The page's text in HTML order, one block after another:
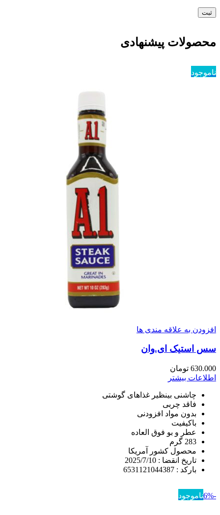
محصولات پیشنهادی
ناموجود
افزودن به علاقه مندی ها
سس استیک ای.وان
630.000 تومان
اطلاعات بیشتر
چاشنی بینظیر غذاهای گوشتی
فاقد چربی
بدون مواد افزودنی
باکیفیت
عطر و بو فوق العاده
283 گرم
محصول کشور آمریکا
تاریخ انقضا : 2025/7/10
بارکد : 6531121044387
-6% ناموجود